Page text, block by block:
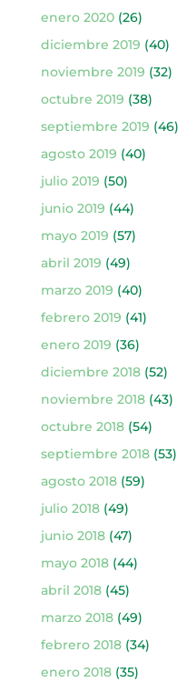
enero 2020(26)
diciembre 2019 (40)
noviembre 2019 (32)
octubre 2019 (38)
septiembre 2019 (46)
agosto 2019 (40)
julio 2019 (50)
junio 2019 (44)
mayo 2019 (57)
abril 2019 (49)
marzo 2019 (40)
febrero 2019 (41)
enero 2019 (36)
diciembre 2018(52)
noviembre 2018(43)
octubre 2018(54)
septiembre 2018(53)
agosto 2018(59)
julio 2018(49)
junio 2018(47)
mayo 2018(44)
abril 2018(45)
marzo 2018(49)
febrero 2018(34)
enero 2018(35)